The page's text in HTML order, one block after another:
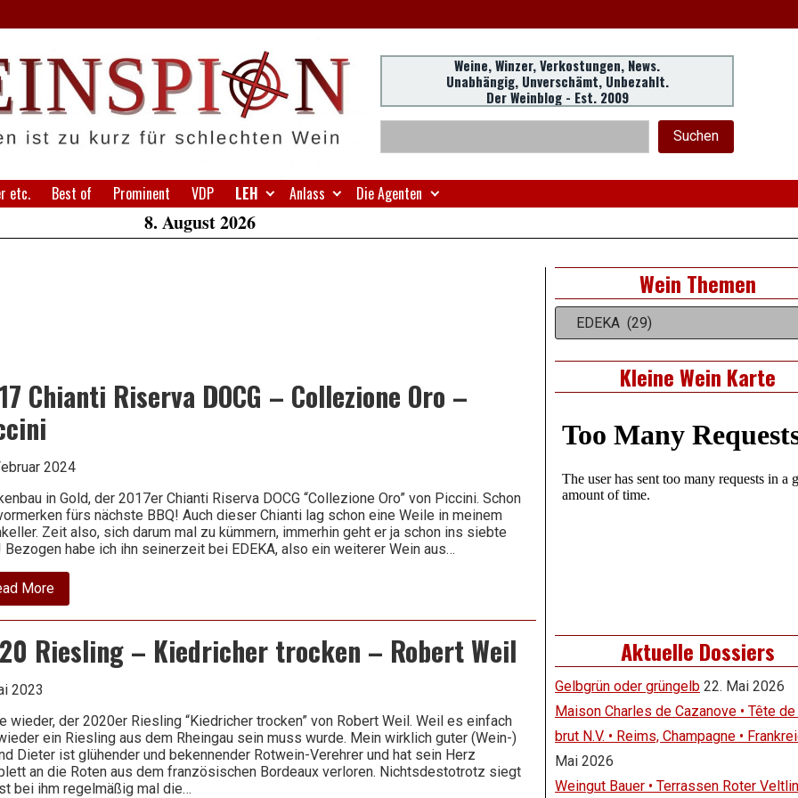
Header
Widget
Area
Weine, Winzer, Verkostungen, News.
Unabhängig, Unverschämt, Unbezahlt.
Der Weinblog - Est. 2009
Suchen
etc. Best of Prominent VDP LEH Anlass Die Agenten
8. August 2026
Chianti Riserva DOCG – Collezione Oro –
2024
in Gold, der 2017er Chianti Riserva DOCG “Collezione Oro” von Piccini. Schon
fürs nächste BBQ! Auch dieser Chianti lag schon eine Weile in meinem
Zeit also, sich darum mal zu kümmern, immerhin geht er ja schon ins siebte
Bezogen habe ich ihn seinerzeit bei EDEKA, also ein weiterer Wein aus…
Moreabout
2017
Chianti
DOCG
–
Collezione
Piccini
Riesling – Kiedricher trocken – Robert Weil
2023
wieder, der 2020er Riesling “Kiedricher trocken” von Robert Weil. Weil es einfach
ein Riesling aus dem Rheingau sein muss wurde. Mein wirklich guter (Wein-)
Dieter ist glühender und bekennender Rotwein-Verehrer und hat sein Herz
an die Roten aus dem französischen Bordeaux verloren. Nichtsdestotrotz siegt
bei ihm regelmäßig mal die…
Asides
Wein Themen
Wein
Themen
Kleine Wein Karte
Aktuelle Dossiers
Gelbgrün oder grüngelb 22. Mai 2026
Maison Charles de Cazanove • Tête
brut N.V. • Reims, Champagne •
Mai 2026
Weingut Bauer • Terrassen Roter